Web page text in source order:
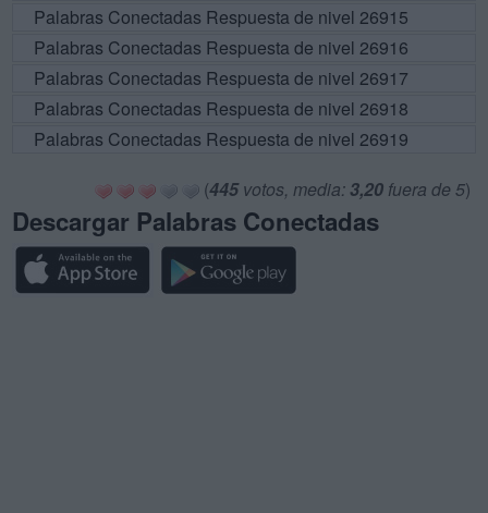
Palabras Conectadas Respuesta de nivel 26915
Palabras Conectadas Respuesta de nivel 26916
Palabras Conectadas Respuesta de nivel 26917
Palabras Conectadas Respuesta de nivel 26918
Palabras Conectadas Respuesta de nivel 26919
(445votos, media: 3,20 fuera de 5)
Descargar Palabras Conectadas